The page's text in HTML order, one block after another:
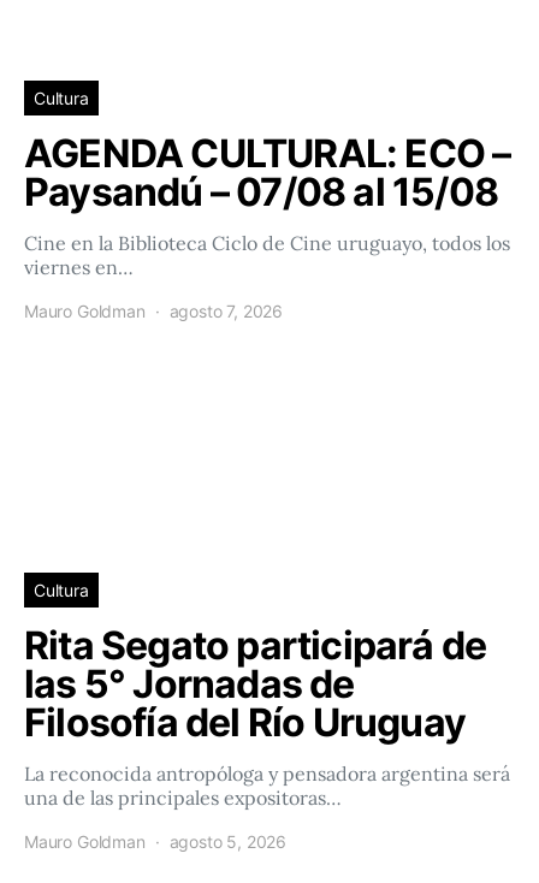
Cultura
AGENDA CULTURAL: ECO –
Paysandú – 07/08 al 15/08
Cine en la Biblioteca Ciclo de Cine uruguayo, todos los
viernes en…
Mauro Goldman agosto 7, 2026
Cultura
Rita Segato participará de
las 5° Jornadas de
Filosofía del Río Uruguay
La reconocida antropóloga y pensadora argentina será
una de las principales expositoras…
Mauro Goldman agosto 5, 2026